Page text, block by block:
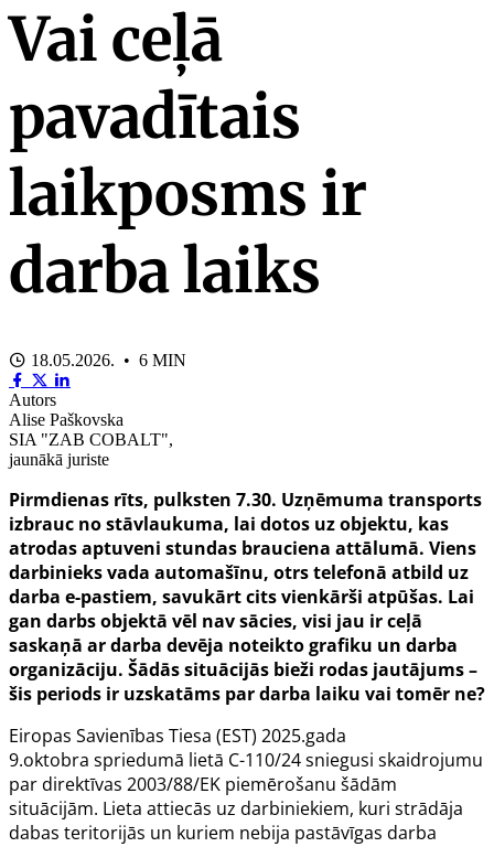
Vai ceļā
pavadītais
laikposms ir
darba laiks
18.05.2026. • 6 MIN
Autors
Alise Paškovska
SIA "ZAB COBALT",
jaunākā juriste
Pirmdienas rīts, pulksten 7.30. Uzņēmuma transports
izbrauc no stāvlaukuma, lai dotos uz objektu, kas
atrodas aptuveni stundas brauciena attālumā. Viens
darbinieks vada automašīnu, otrs telefonā atbild uz
darba e-pastiem, savukārt cits vienkārši atpūšas. Lai
gan darbs objektā vēl nav sācies, visi jau ir ceļā
saskaņā ar darba devēja noteikto grafiku un darba
organizāciju. Šādās situācijās bieži rodas jautājums –
šis periods ir uzskatāms par darba laiku vai tomēr ne?
Eiropas Savienības Tiesa (EST) 2025.gada
9.oktobra spriedumā lietā C-110/24sniegusi skaidrojumu
pardirektīvas 2003/88/EK piemērošanu šādām
situācijām. Lieta attiecās uz darbiniekiem, kuri strādāja
dabas teritorijās un kuriem nebija pastāvīgas darba